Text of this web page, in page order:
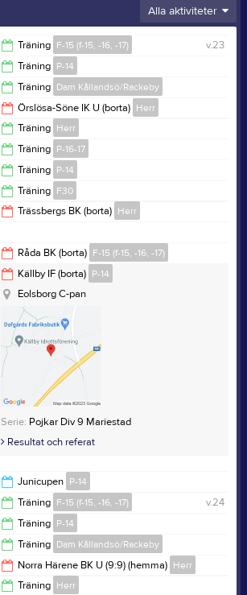
Alla aktiviteter
v.23
Träning F-15 (f-15, -16, -17)
Träning P-14
Träning Dam Kållandsö/Rackeby
Örslösa-Söne IK U (borta) Herr
Träning Herr
Träning P-16-17
Träning P-14
Träning F30
Trässbergs BK (borta) Herr
Råda BK (borta) F-15 (f-15, -16, -17)
Rådavallen
Serie:
Flickor Div 8 Lidköping
Samlingsinfo:Samling vid otterstad kyrka
Samlingstid:08:20
Källby IF (borta) P-14
Eolsborg C-pan
Serie: Pojkar Div 9 Mariestad
Resultat och referat
Junicupen P-14
v.24
Träning F-15 (f-15, -16, -17)
Träning P-14
Träning Dam Kållandsö/Rackeby
Norra Härene BK U (9:9) (hemma) Herr
Träning Herr